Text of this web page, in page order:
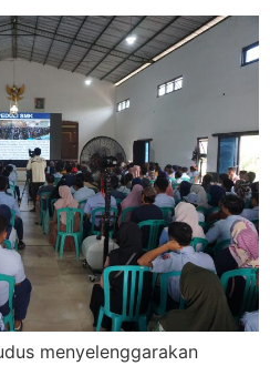
menyelenggarakan